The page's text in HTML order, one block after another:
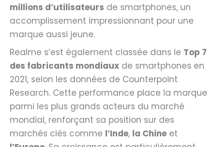
millions d’utilisateurs de smartphones, un
accomplissement impressionnant pour une
marque aussi jeune.
Realme s’est également classée dans le Top 7
des fabricants mondiaux de smartphones en
2021, selon les données de Counterpoint
Research. Cette performance place la marque
parmi les plus grands acteurs du marché
mondial, renforçant sa position sur des
marchés clés comme l’Inde, la Chine et